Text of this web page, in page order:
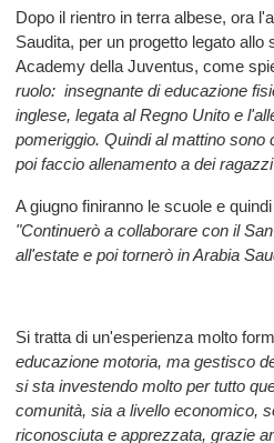
Dopo il rientro in terra albese, ora
Saudita, per un progetto legato
Academy della Juventus, come
ruolo: insegnante di educazione
inglese, legata al Regno Unito e
pomeriggio. Quindi al mattino sono
poi faccio allenamento a dei
A giugno finiranno le scuole e
"Continuerò a collaborare con il
all'estate e poi tornerò in Arabia
Si tratta di un'esperienza molto
educazione motoria, ma gestisco
si sta investendo molto per tutto
comunità, sia a livello economico,
riconosciuta e apprezzata, grazie